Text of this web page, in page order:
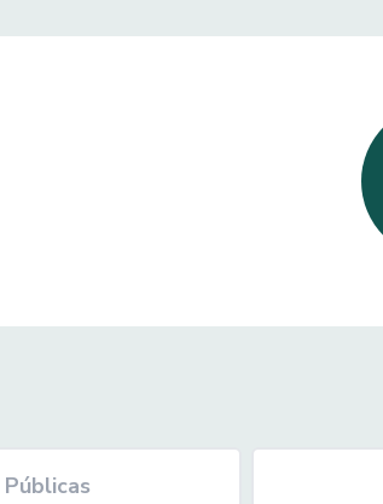
Públicas